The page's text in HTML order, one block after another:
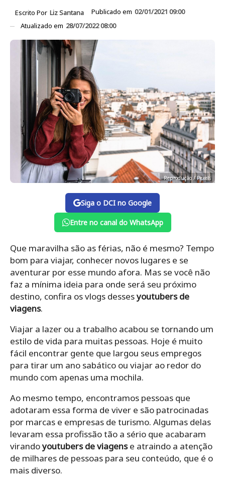
Escrito Por Liz Santana Publicado em 02/01/2021 09:00
Atualizado em 28/07/2022 08:00
Reprodução / Pexels
Siga o DCI no Google
Entre no canal do WhatsApp
Que maravilha são as férias, não é mesmo? Tempo
bom para viajar, conhecer novos lugares e se
aventurar por esse mundo afora. Mas se você não
faz a mínima ideia para onde será seu próximo
destino, confira os vlogs dessesyoutubers de
viagens.
Viajar a lazer ou a trabalho acabou se tornando um
estilo de vida para muitas pessoas. Hoje é muito
fácil encontrar gente que largou seus empregos
para tirar um ano sabático ou viajar ao redor do
mundo com apenas uma mochila.
Ao mesmo tempo, encontramos pessoas que
adotaram essa forma de viver e são patrocinadas
por marcas e empresas de turismo. Algumas delas
levaram essa profissão tão a sério que acabaram
virandoyoutubers de viagense atraindo a atenção
de milhares de pessoas para seu conteúdo, que é o
mais diverso.